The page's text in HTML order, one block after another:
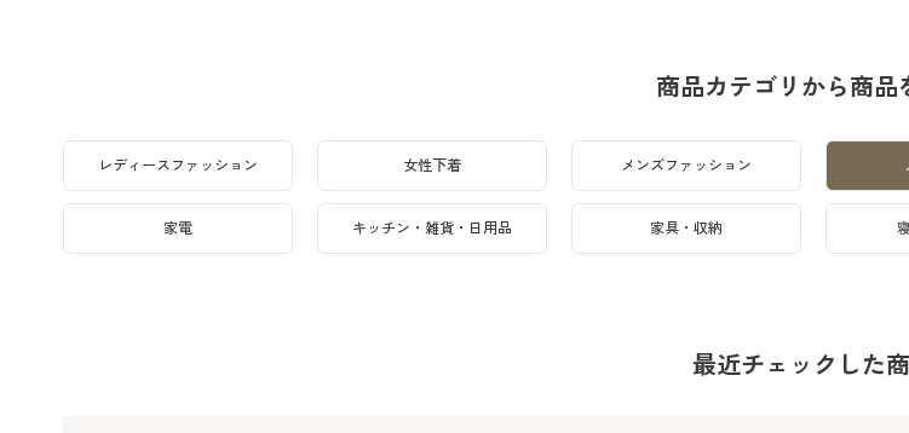
商品カテゴリから商品
レディースファッション 女性下着 メンズファッション
家電 キッチン・雑貨・日用品 家具・収納
最近チェックした